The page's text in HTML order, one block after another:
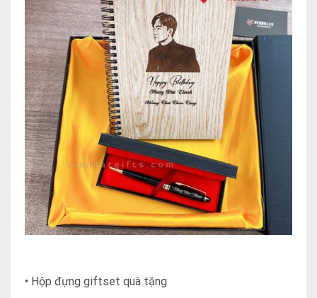
• Hộp đựng giftset quà tặng